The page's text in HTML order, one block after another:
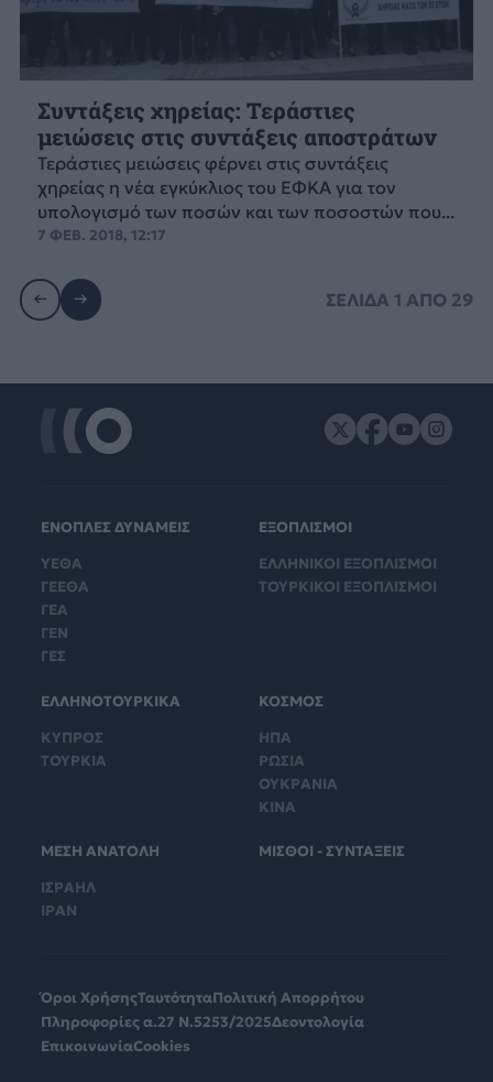
Συντάξεις χηρείας: Τεράστιες
μειώσεις στις συντάξεις αποστράτων
Τεράστιες μειώσεις φέρνει στις συντάξεις
χηρείας η νέα εγκύκλιος του ΕΦΚΑ για τον
υπολογισμό των ποσών και των ποσοστών που...
7 ΦΕΒ. 2018, 12:17
ΣΕΛΙΔΑ1 ΑΠΟ 29
ΕΝΟΠΛΕΣ ΔΥΝΑΜΕΙΣ
ΥΕΘΑ
ΓΕΕΘΑ
ΓΕΑ
ΓΕΝ
ΓΕΣ
ΕΞΟΠΛΙΣΜΟΙ
ΕΛΛΗΝΙΚΟΙ ΕΞΟΠΛΙΣΜΟΙ
ΤΟΥΡΚΙΚΟΙ ΕΞΟΠΛΙΣΜΟΙ
ΕΛΛΗΝΟΤΟΥΡΚΙΚΑ
ΚΥΠΡΟΣ
ΤΟΥΡΚΙΑ
ΚΟΣΜΟΣ
ΗΠΑ
ΡΩΣΙΑ
ΟΥΚΡΑΝΙΑ
ΚΙΝΑ
ΜΕΣΗ ΑΝΑΤΟΛΗ
ΙΣΡΑΗΛ
ΙΡΑΝ
ΜΙΣΘΟΙ - ΣΥΝΤΑΞΕΙΣ
Όροι ΧρήσηςΤαυτότηταΠολιτική Απορρήτου
Πληροφορίες α.27 Ν.5253/2025Δεοντολογία
ΕπικοινωνίαCookies